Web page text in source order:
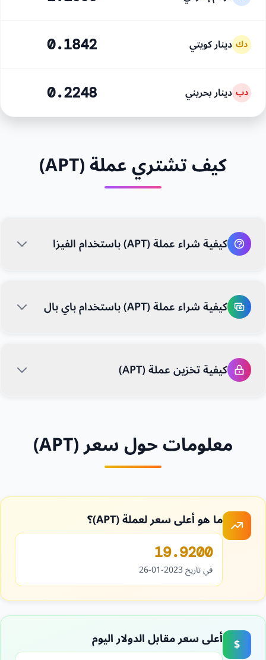
دك دينار كويتي 0.1842
دب دينار بحريني 0.2248
كيف تشتري عملة (APT)
كيفية شراء عملة (APT) باستخدام الفيزا
كيفية شراء عملة (APT) باستخدام باي بال
كيفية تخزين عملة (APT)
معلومات حول سعر (APT)
ما هو أعلى سعر لعملة (APT)؟
19.9200
في تاريخ 2023-01-26
$ أعلى سعر مقابل الدولار اليوم